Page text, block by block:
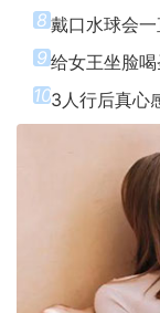
8 戴口水球会
9给女王坐脸
103人行后真心